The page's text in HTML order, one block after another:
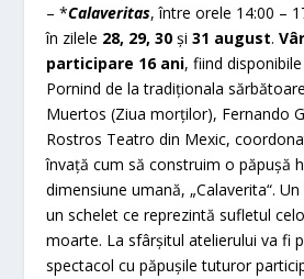
– *Calaveritas, între orele 14:00 –
în zilele 28, 29, 30și 31 august.
participare 16 ani, fiind disponibile
Pornind de la tradiționala
Muertos (Ziua morților), Fernando
Rostros Teatro din Mexic,
învață cum să construim o păpușă
dimensiune umană, „Calaverita“.
un schelet ce reprezintă sufletul
moarte. La sfârșitul atelierului va fi
spectacol cu păpușile tuturor